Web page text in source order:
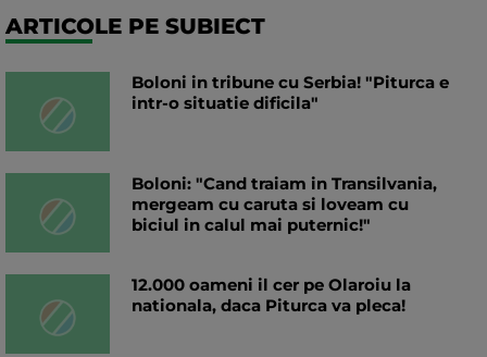
ARTICOLE PE SUBIECT
Boloni in tribune cu Serbia! "Piturca e
intr-o situatie dificila"
Boloni: "Cand traiam in Transilvania,
mergeam cu caruta si loveam cu
biciul in calul mai puternic!"
12.000 oameni il cer pe Olaroiu la
nationala, daca Piturca va pleca!